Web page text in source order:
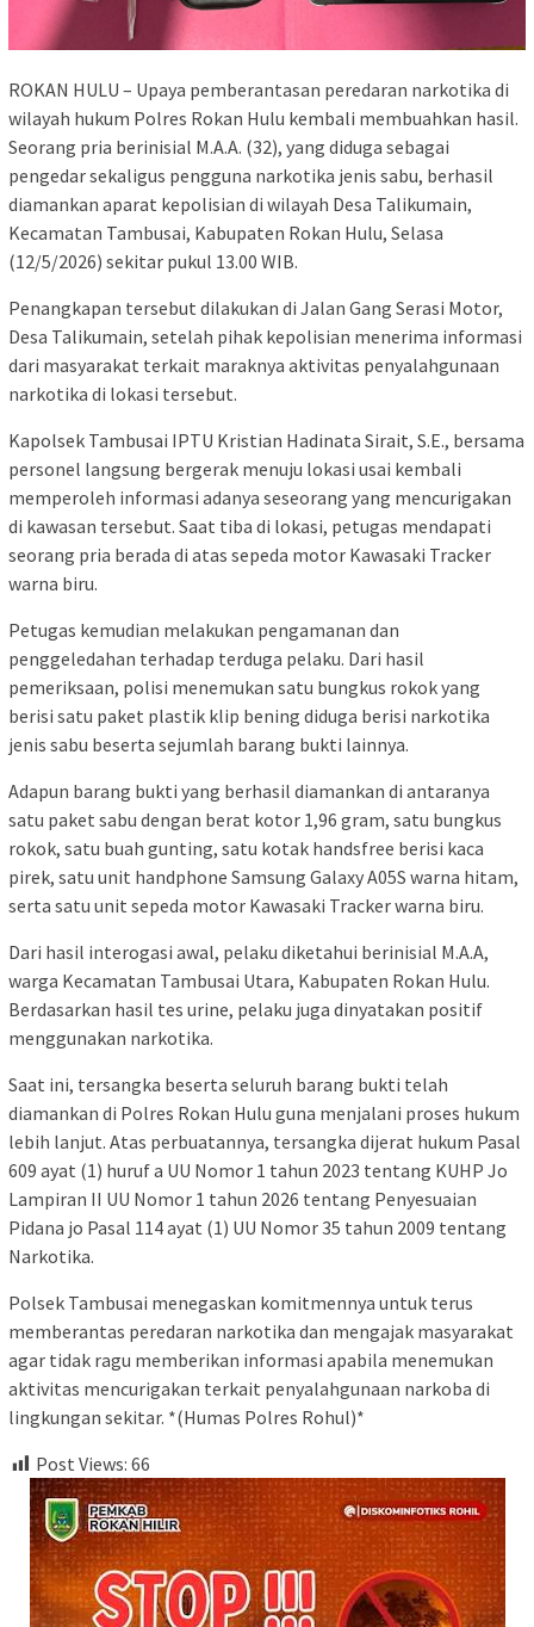
ROKAN HULU – Upaya pemberantasan peredaran narkotika di
wilayah hukum Polres Rokan Hulu kembali membuahkan hasil.
Seorang pria berinisial M.A.A. (32), yang diduga sebagai
pengedar sekaligus pengguna narkotika jenis sabu, berhasil
diamankan aparat kepolisian di wilayah Desa Talikumain,
Kecamatan Tambusai, Kabupaten Rokan Hulu, Selasa
(12/5/2026) sekitar pukul 13.00 WIB.
Penangkapan tersebut dilakukan di Jalan Gang Serasi Motor,
Desa Talikumain, setelah pihak kepolisian menerima informasi
dari masyarakat terkait maraknya aktivitas penyalahgunaan
narkotika di lokasi tersebut.
Kapolsek Tambusai IPTU Kristian Hadinata Sirait, S.E., bersama
personel langsung bergerak menuju lokasi usai kembali
memperoleh informasi adanya seseorang yang mencurigakan
di kawasan tersebut. Saat tiba di lokasi, petugas mendapati
seorang pria berada di atas sepeda motor Kawasaki Tracker
warna biru.
Petugas kemudian melakukan pengamanan dan
penggeledahan terhadap terduga pelaku. Dari hasil
pemeriksaan, polisi menemukan satu bungkus rokok yang
berisi satu paket plastik klip bening diduga berisi narkotika
jenis sabu beserta sejumlah barang bukti lainnya.
Adapun barang bukti yang berhasil diamankan di antaranya
satu paket sabu dengan berat kotor 1,96 gram, satu bungkus
rokok, satu buah gunting, satu kotak handsfree berisi kaca
pirek, satu unit handphone Samsung Galaxy A05S warna hitam,
serta satu unit sepeda motor Kawasaki Tracker warna biru.
Dari hasil interogasi awal, pelaku diketahui berinisial M.A.A,
warga Kecamatan Tambusai Utara, Kabupaten Rokan Hulu.
Berdasarkan hasil tes urine, pelaku juga dinyatakan positif
menggunakan narkotika.
Saat ini, tersangka beserta seluruh barang bukti telah
diamankan di Polres Rokan Hulu guna menjalani proses hukum
lebih lanjut. Atas perbuatannya, tersangka dijerat hukum Pasal
609 ayat (1) huruf a UU Nomor 1 tahun 2023 tentang KUHP Jo
Lampiran II UU Nomor 1 tahun 2026 tentang Penyesuaian
Pidana jo Pasal 114 ayat (1) UU Nomor 35 tahun 2009 tentang
Narkotika.
Polsek Tambusai menegaskan komitmennya untuk terus
memberantas peredaran narkotika dan mengajak masyarakat
agar tidak ragu memberikan informasi apabila menemukan
aktivitas mencurigakan terkait penyalahgunaan narkoba di
lingkungan sekitar. *(Humas Polres Rohul)*
Post Views: 66